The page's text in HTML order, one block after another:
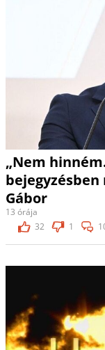
„Nem
Gábor
13 órája
32
1